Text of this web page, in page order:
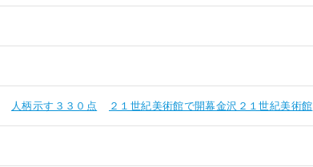
人柄示す３３０点 ２１世紀美術館で開幕金沢２１世紀美術館